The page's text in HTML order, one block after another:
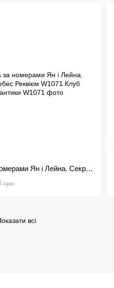
Картина за номерами Ян і Лейна. Секрет небес Реквієм W1071 Клуб романтики
грн
всі